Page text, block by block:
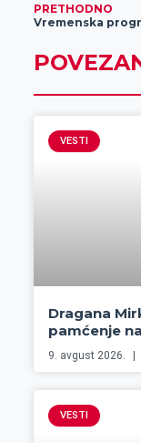
PRETHODNO
VESTI
Dragana
pamćenje
9. avgust 2026.
VESTI